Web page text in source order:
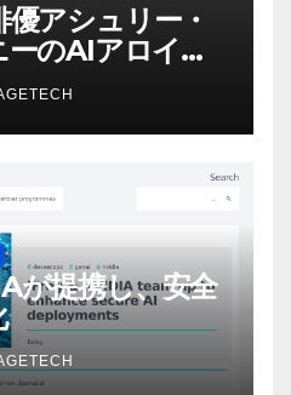
アシュリー・
のAIアロイの
ームパフォー
形式に不安を
– IGN
が提携し、安全